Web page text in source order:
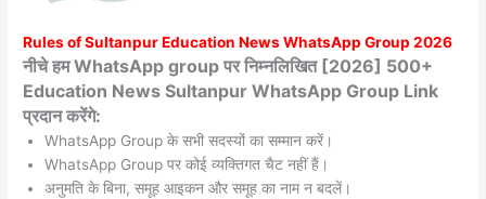
Rules ofSultanpurEducation News WhatsApp Group 2026
नीचे हम WhatsApp group पर निम्नलिखित [2026] 500+
Education News Sultanpur WhatsApp Group Link
प्रदान करेंगे:
WhatsApp Group के सभी सदस्यों का सम्मान करें।
WhatsApp Group पर कोई व्यक्तिगत चैट नहीं हैं।
अनुमति के बिना, समूह आइकन और समूह का नाम न बदलें।